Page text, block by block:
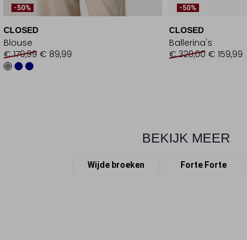
-50%
CLOSED
Blouse
€ 179,99 € 89,99
-50%
CLOSED
Ballerina's
€ 320,00 € 159,99
BEKIJK MEER
Wijde broeken Forte Forte